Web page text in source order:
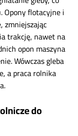
flotacyjne i
zmniejszając
trakcję, nawet na
opon maszyna
Wówczas gleba
a praca rolnika
do